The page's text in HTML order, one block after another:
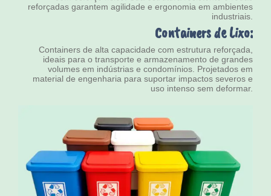
reforçadas garantem agilidade e ergonomia em ambientes
industriais.
Containers de Lixo:
Containers de alta capacidade com estrutura reforçada,
ideais para o transporte e armazenamento de grandes
volumes em indústrias e condomínios. Projetados em
material de engenharia para suportar impactos severos e
uso intenso sem deformar.